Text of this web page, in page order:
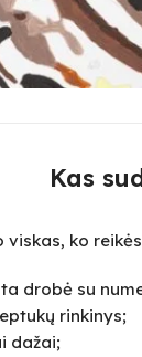
Kas
viskas, ko
drobė su
rinkinys;
dažai;